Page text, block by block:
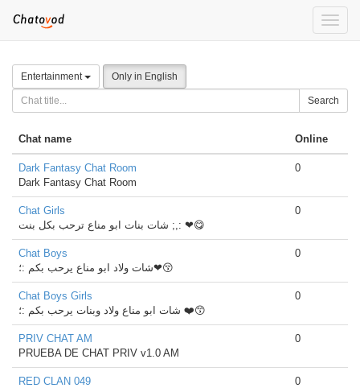
Toggle
Entertainment Only in English
Search
Chat name Online
Dark Fantasy Chat Room
Dark Fantasy Chat Room
0
Chat Girls
شات بنات ابو مناع ترحب بكل بنت ;,: ❤😋
0
Chat Boys
شات ولاد ابو مناع يرحب بكم :؛❤😚
0
Chat Boys Girls
شات ابو مناع ولاد وبنات يرحب بكم :؛ ❤️😙
0
PRIV CHAT AM
PRUEBA DE CHAT PRIV v1.0 AM
0
RED CLAN 049
0